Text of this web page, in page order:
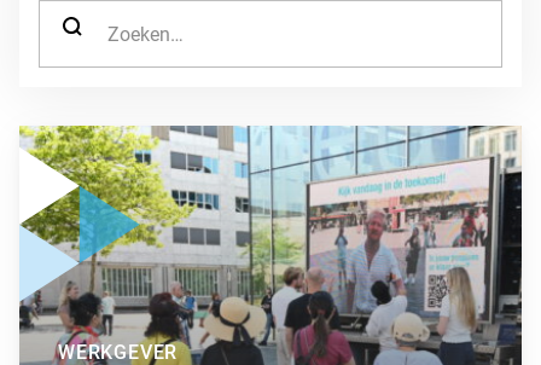
ZOEK NAAR:
GA NAAR “BEFRANK VIERT 15-JARIG JUBILEUM MET
WERKGEVER